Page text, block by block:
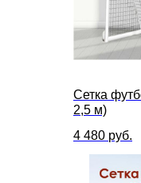
Сетка
2,5 м)
4 480 руб.